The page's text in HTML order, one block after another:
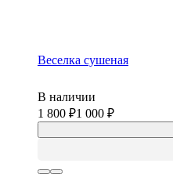
Веселка сушеная
В наличии
1 800
1 000